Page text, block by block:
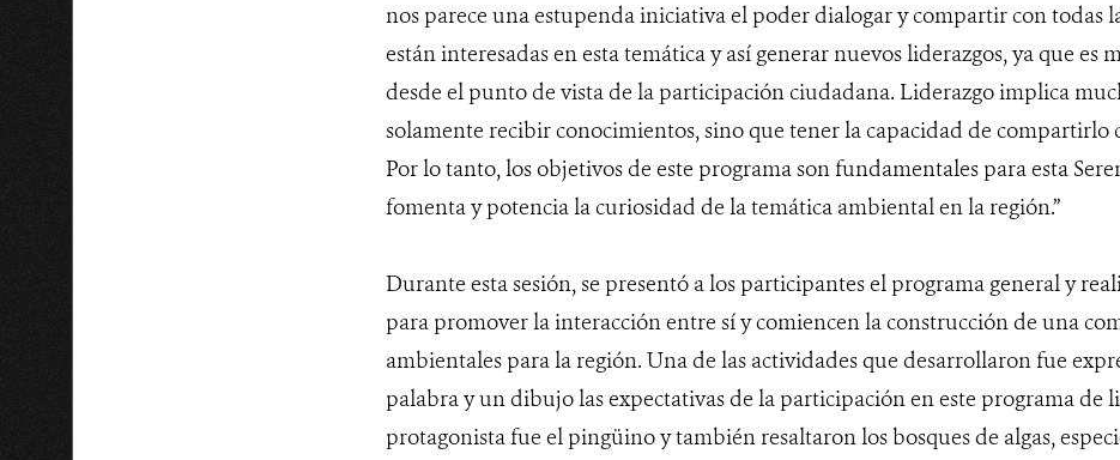
nos parece una estupenda iniciativa el poder dialogar y compartir con todas
están interesadas en esta temática y así generar nuevos liderazgos, ya que es
desde el punto de vista de la participación ciudadana. Liderazgo implica
solamente recibir conocimientos, sino que tener la capacidad de compartirlo
Por lo tanto, los objetivos de este programa son fundamentales para esta
fomenta y potencia la curiosidad de la temática ambiental en la región.”
Durante esta sesión, se presentó a los participantes el programa general y
para promover la interacción entre sí y comiencen la construcción de una
ambientales para la región. Una de las actividades que desarrollaron fue
palabra y un dibujo las expectativas de la participación en este programa de
protagonista fue el pingüino y también resaltaron los bosques de algas,